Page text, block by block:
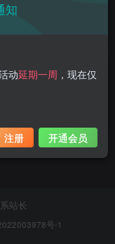
，她的五月丰满又璀
站长
号-1
知
动延期一周 ，现在仅
注册 开通会员